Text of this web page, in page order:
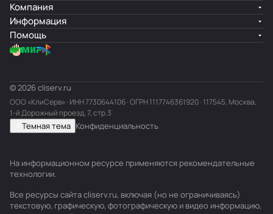
Компания
Информация
Помощь
© 2026 cliserv.ru
ООО «КлиСерв» · ИНН7730644106· ОГРН 1117746361920 · 117545, Москва,
1-й Дорожный проезд, 7, стр.3
Темная тема Конфиденциальность
На информационном ресурсе применяются рекомендательные
технологии.
Все ресурсы сайта cliserv.ru, включая (но не ограничиваясь)
текстовую, графическую, фотографическую и видео информацию,